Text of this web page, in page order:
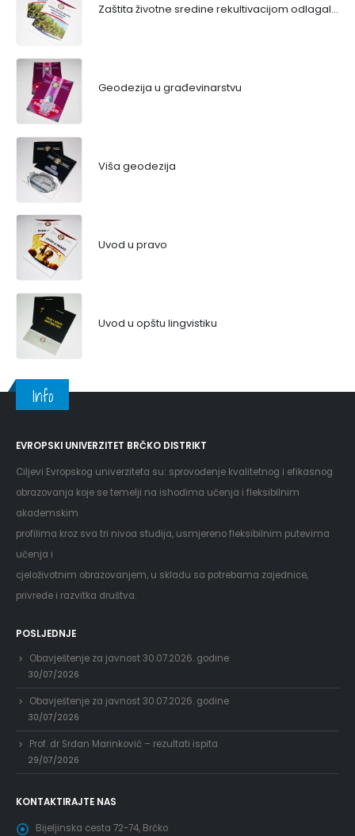
Zaštita životne sredine rekultivacijom odlagališta
Geodezija u građevinarstvu
Viša geodezija
Uvod u pravo
Uvod u opštu lingvistiku
Info
EVROPSKI UNIVERZITET BRČKO DISTRIKT
Ciljevi Evropskog univerziteta su: sprovođenje kvalitetnog i efikasnog
obrazovanja koje se temelji na ishodima učenja i fleksibilnim
akademskim
profilima kroz sva tri nivoa studija, usmjereno fleksibilnim putevima
učenja i
cjeloživotnim obrazovanjem, u skladu sa potrebama zajednice,
privrede i razvitka društva.
POSLJEDNJE
Obavještenje za javnost 30.07.2026. godine
30/07/2026
Obavještenje za javnost 30.07.2026. godine
30/07/2026
Prof. dr Srđan Marinković – rezultati ispita
29/07/2026
KONTAKTIRAJTE NAS
Bijeljinska cesta 72-74, Brčko